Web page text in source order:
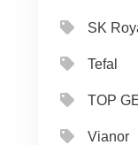
SK
Tefal
TOP
Vianor